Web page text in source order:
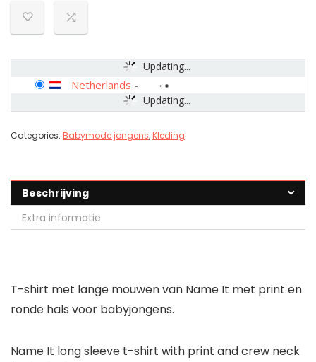
Updating...
Updating...
Netherlands -
Categories: Babymode jongens,Kleding
Beschrijving
Extra informatie
T-shirt met lange mouwen van Name It met print en
ronde hals voor babyjongens.
Name It long sleeve t-shirt with print and crew neck